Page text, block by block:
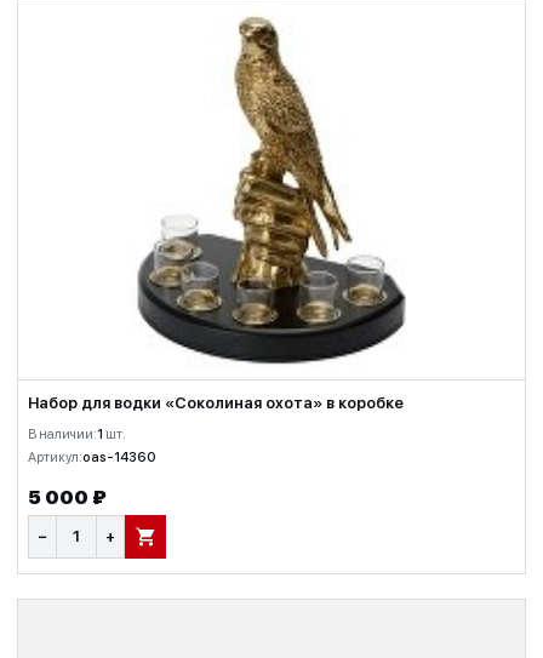
Набор для водки «Соколиная охота» в коробке
В наличии:1 шт.
Артикул:oas-14360
5 000 ₽
− + В КОРЗИНУ